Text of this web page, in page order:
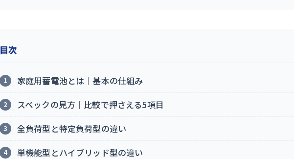
目次
家庭用蓄電池とは｜基本の仕組み
スペックの見方｜比較で押さえる5項目
全負荷型と特定負荷型の違い
単機能型とハイブリッド型の違い